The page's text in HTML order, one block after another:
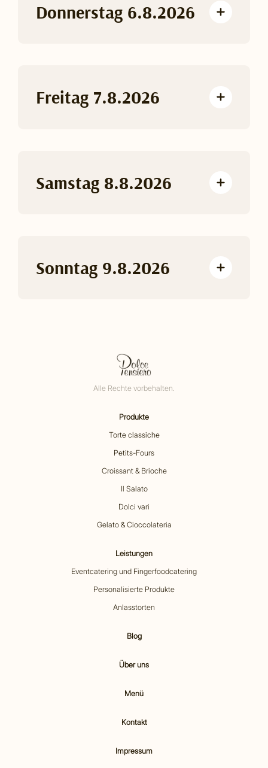
Donnerstag 6.8.2026
Freitag 7.8.2026
Samstag 8.8.2026
Sonntag 9.8.2026
Alle Rechte vorbehalten.
Produkte
Torte classiche
Petits-Fours
Croissant & Brioche
Il Salato
Dolci vari
Gelato & Cioccolateria
Leistungen
Eventcatering und Fingerfoodcatering
Personalisierte Produkte
Anlasstorten
Blog
Über uns
Menü
Kontakt
Impressum